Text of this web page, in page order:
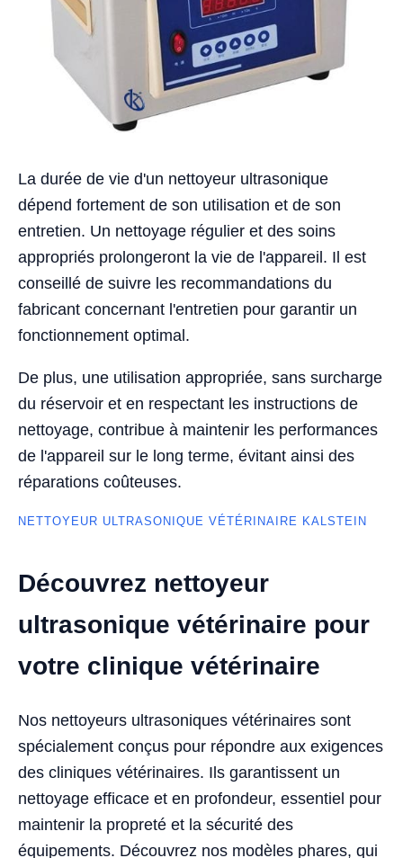
La durée de vie d'un nettoyeur ultrasonique
dépend fortement de son utilisation et de son
entretien. Un nettoyage régulier et des soins
appropriés prolongeront la vie de l'appareil. Il est
conseillé de suivre les recommandations du
fabricant concernant l'entretien pour garantir un
fonctionnement optimal.
De plus, une utilisation appropriée, sans surcharge
du réservoir et en respectant les instructions de
nettoyage, contribue à maintenir les performances
de l'appareil sur le long terme, évitant ainsi des
réparations coûteuses.
NETTOYEUR ULTRASONIQUE VÉTÉRINAIRE KALSTEIN
Découvrez nettoyeur
ultrasonique vétérinaire pour
votre clinique vétérinaire
Nos nettoyeurs ultrasoniques vétérinaires sont
spécialement conçus pour répondre aux exigences
des cliniques vétérinaires. Ils garantissent un
nettoyage efficace et en profondeur, essentiel pour
maintenir la propreté et la sécurité des
équipements. Découvrez nos modèles phares, qui